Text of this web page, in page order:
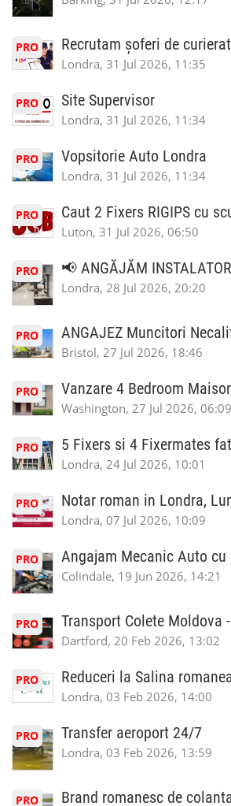
PRO Recrutam șoferi de curierat
Londra, 31 Jul 2026, 11:35
PRO Site Supervisor
Londra, 31 Jul 2026, 11:34
PRO Vopsitorie Auto Londra
Londra, 31 Jul 2026, 11:34
PRO Caut 2 Fixers RIGIPS cu
Luton, 31 Jul 2026, 06:50
PRO 📢 ANGĂJĂM INSTALATOR
Londra, 28 Jul 2026, 20:20
PRO ANGAJEZ Muncitori
Bristol, 27 Jul 2026, 18:46
PRO Vanzare 4 Bedroom
Washington, 27 Jul 2026, 06:09
PRO 5 Fixers si 4 Fixermates
Londra, 24 Jul 2026, 10:01
PRO Notar roman in Londra,
Londra, 07 Jul 2026, 10:09
PRO Angajam Mecanic Auto cu
Colindale, 19 Jun 2026, 14:21
PRO Transport Colete Moldova
Dartford, 20 Feb 2026, 13:02
PRO Reduceri la Salina
Londra, 03 Feb 2026, 14:00
PRO Transfer aeroport 24/7
Londra, 03 Feb 2026, 13:59
PRO Brand romanesc de